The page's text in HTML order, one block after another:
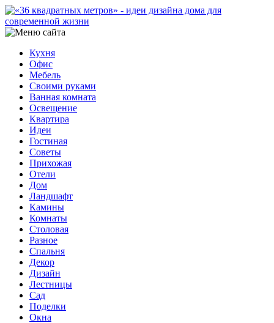
Кухня
Офис
Мебель
Своими руками
Ванная комната
Освещение
Квартира
Идеи
Гостиная
Советы
Прихожая
Отели
Дом
Ландшафт
Камины
Комнаты
Столовая
Разное
Спальня
Декор
Дизайн
Лестницы
Сад
Поделки
Окна